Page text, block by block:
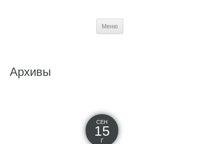
Меню
Архивы
СЕН
15
Г